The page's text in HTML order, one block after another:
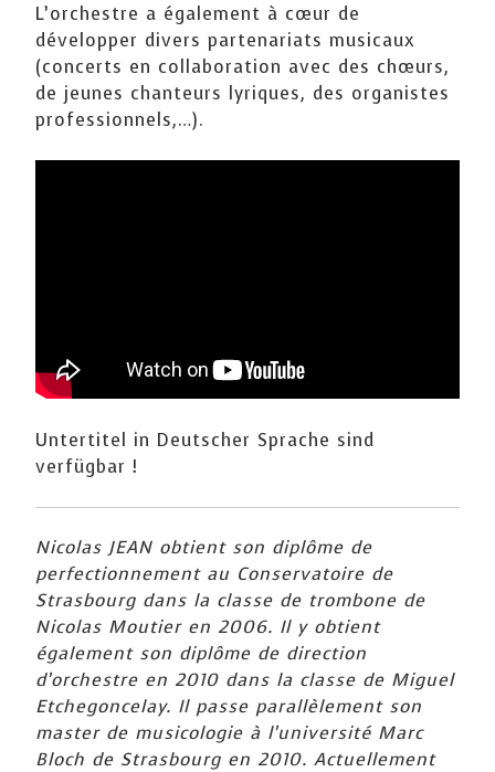
L’orchestre a également à cœur de
développer divers partenariats musicaux
(concerts en collaboration avec des chœurs,
de jeunes chanteurs lyriques, des organistes
professionnels,…).
Untertitel in Deutscher Sprache sind
verfügbar !
Nicolas JEAN obtient son diplôme de
perfectionnement au Conservatoire de
Strasbourg dans la classe de trombone de
Nicolas Moutier en 2006. Il y obtient
également son diplôme de direction
d’orchestre en 2010 dans la classe de Miguel
Etchegoncelay. Il passe parallèlement son
master de musicologie à l’université Marc
Bloch de Strasbourg en 2010. Actuellement